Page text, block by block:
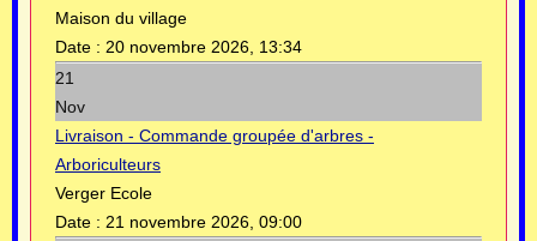
Maison du village
Date : 20 novembre 2026, 13:34
21
Nov
Livraison - Commande groupée d'arbres -
Arboriculteurs
Verger Ecole
Date : 21 novembre 2026, 09:00